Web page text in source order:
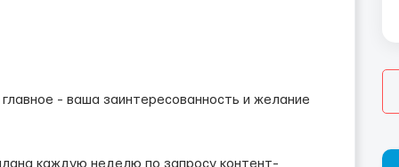
- ваша заинтересованность и желание
каждую неделю по запросу контент-